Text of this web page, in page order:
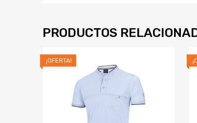
PRODUCTOS
¡OFERTA!